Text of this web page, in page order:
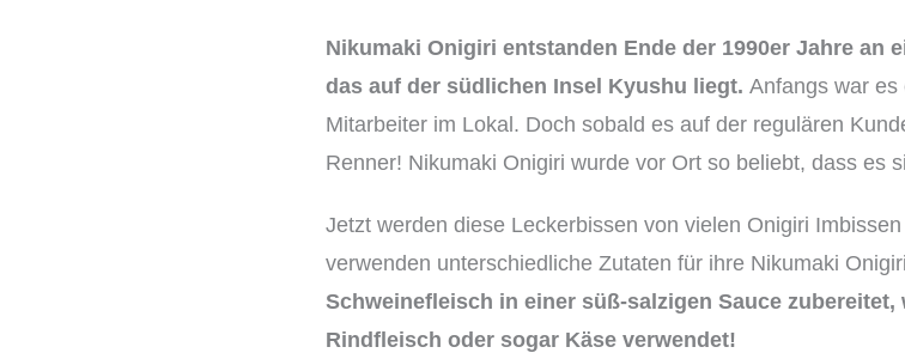
Nikumaki Onigiri entstanden Ende der 1990er Jahre an
das auf der südlichen Insel Kyushu liegt. Anfangs war
Mitarbeiter im Lokal. Doch sobald es auf der regulären
Renner! Nikumaki Onigiri wurde vor Ort so beliebt, dass es
Jetzt werden diese Leckerbissen von vielen Onigiri
verwenden unterschiedliche Zutaten für ihre Nikumaki
Schweinefleisch in einer süß-salzigen Sauce zubereitet,
Rindfleisch oder sogar Käse verwendet!